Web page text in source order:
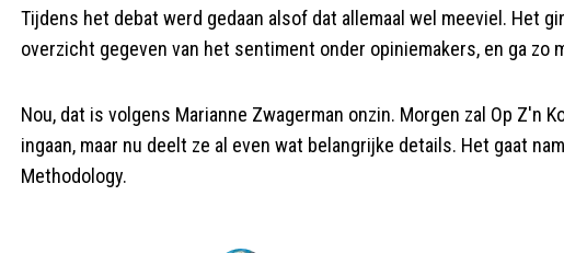
Tijdens het debat werd gedaan alsof dat allemaal wel meeviel. Het
overzicht gegeven van het sentiment onder opiniemakers, en ga zo
Nou, dat is volgens Marianne Zwagerman onzin. Morgen zal Op Z'n
ingaan, maar nu deelt ze al even wat belangrijke details. Het gaat
Methodology.